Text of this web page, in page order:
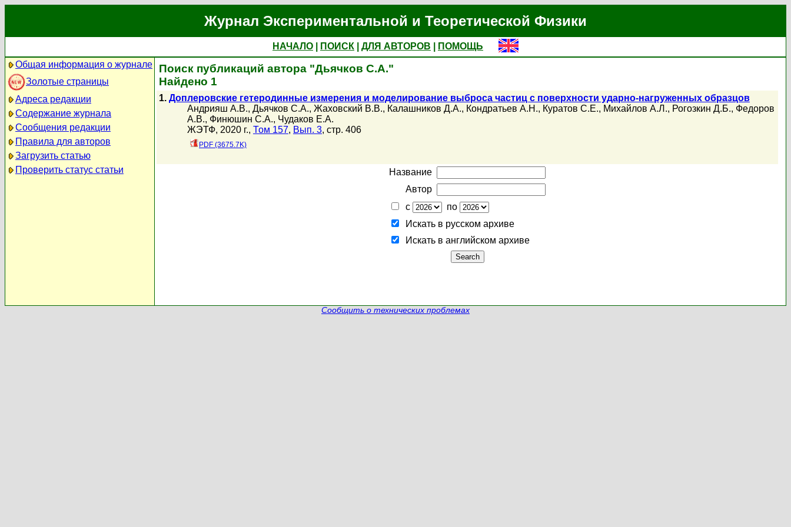
Журнал Экспериментальной и Теоретической Физики
НАЧАЛО ПОИСК ДЛЯ АВТОРОВ
ПОМОЩЬ
Общая информация о журнале
Золотые страницы
Адреса редакции
Содержание журнала
Сообщения редакции
Правила для авторов
Загрузить статью
Проверить статус статьи
Поиск публикаций автора "Дьячков С.А."
Найдено 1
1. Доплеровские гетеродинные измерения и моделирование выброса частиц с поверхности ударно-нагруженных образцов
Андрияш А.В., Дьячков С.А., Жаховский В.В., Калашников Д.А., Кондратьев А.Н., Куратов С.Е., Михайлов А.Л., Рогозкин Д.Б., Федоров
А.В., Финюшин С.А., Чудаков Е.А.
ЖЭТФ, 2020 г., Том 157, Вып. 3, стр. 406
PDF (3675.7K)
Название
Автор
с
по
Искать в русском архиве
Искать в английском архиве
Сообщить о технических проблемах